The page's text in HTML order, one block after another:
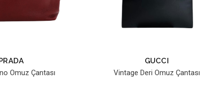
Omuz Çantası
GUCCI
Vintage Deri Omuz Çantası